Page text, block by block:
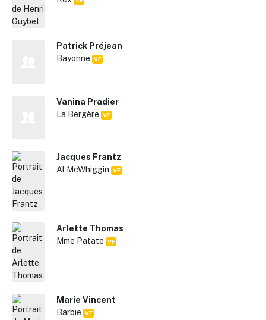
Patrick Préjean
Bayonne VF
Vanina Pradier
La Bergère VF
Jacques Frantz
Al McWhiggin VF
Arlette Thomas
Mme Patate VF
Marie Vincent
Barbie VF